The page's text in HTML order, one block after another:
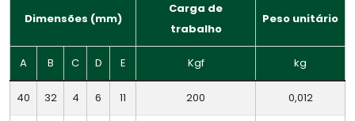
Dimensões (mm)
Carga de
trabalho
Peso unitário
A B C D E Kgf kg
40 32 4 6 11 200 0,012